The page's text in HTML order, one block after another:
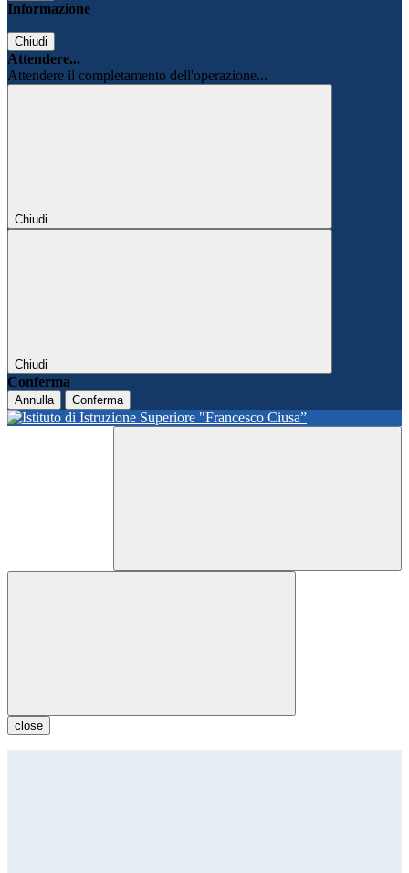
Informazione
Chiudi
Attendere...
Attendere il completamento dell'operazione...
Chiudi
Chiudi
Conferma
Annulla Conferma
close